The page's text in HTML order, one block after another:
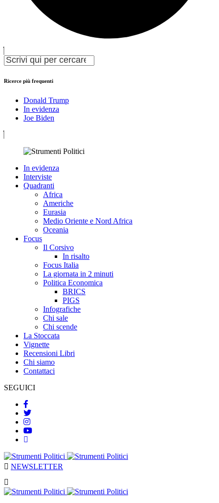
Ricerce più frequenti
Donald Trump
In evidenza
Joe Biden
In evidenza
Interviste
Quadranti
Africa
Americhe
Eurasia
Medio Oriente e Nord Africa
Oceania
Focus
Il Corsivo
In risalto
Focus Italia
La giornata in 2 minuti
Politica Economica
BRICS
PIGS
Infografiche
Chi sale
Chi scende
La Stoccata
Vignette
Recensioni Libri
Chi siamo
Contattaci
SEGUICI
NEWSLETTER